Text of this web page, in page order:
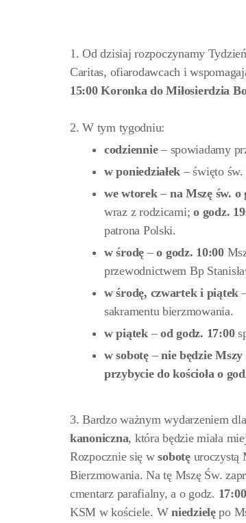
1. Od dzisiaj rozpoczynamy
Caritas, ofiarodawcach i
15:00 Koronka do Miłosierdzia
2. W tym tygodniu:
codziennie– spowiadamy
w poniedziałek – święto
we wtorek– na Mszę św. o
wraz z rodzicami;o godz.
patrona Polski.
w środę –o godz. 10:00
przewodnictwem Bp
w środę, czwartek i piątek
sakramentu bierzmowania.
w piątek –od godz. 17:00
w sobotę –nie będzie
przybycie do kościoła o
3. Bardzo ważnym wydarzeniem
kanoniczna, która będzie miała
Rozpocznie się wsobotęuroczystą
Bierzmowania. Na tę Mszę Św.
cmentarz parafialny, a o godz. 17:00
KSM w kościele. Wniedzielępo